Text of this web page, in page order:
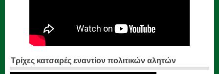
Τρίχες κατσαρές εναντίον πολιτικών αλητών